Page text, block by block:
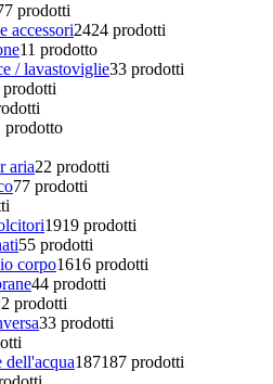
7 prodotti
accessori2424 prodotti
11 prodotto
/ lavastoviglie33 prodotti
prodotti
prodotto
aria22 prodotti
77 prodotti
1919 prodotti
55 prodotti
corpo1616 prodotti
44 prodotti
prodotti
33 prodotti
dell'acqua187187 prodotti